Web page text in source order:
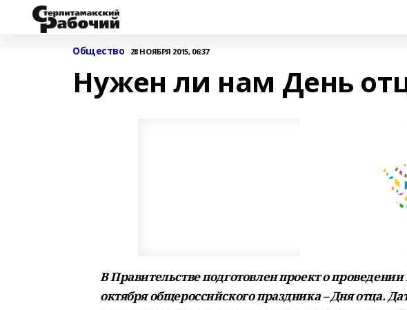
Общество 28 НОЯБРЯ 2015, 06:37
Нужен ли нам День
В Правительстве подготовлен проект о проведении
октября общероссийского праздника – Дня отца.